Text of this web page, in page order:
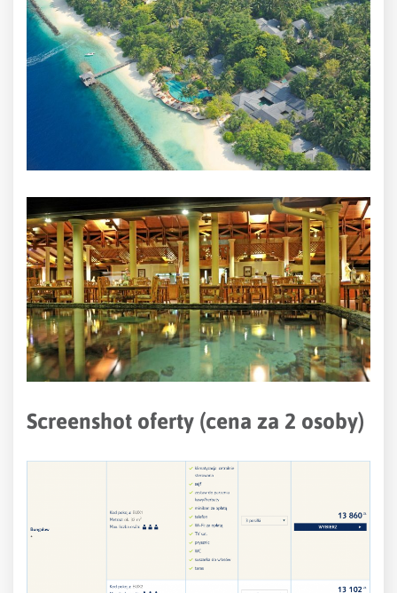
Screenshot oferty (cena za 2 osoby)